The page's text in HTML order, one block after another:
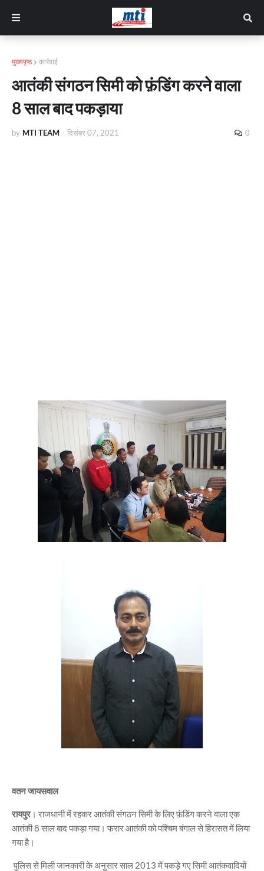
मुख्यपृष्ठ कार्रवाई
आतंकी संगठन सिमी को फ़ंडिंग करने वाला
8 साल बाद पकड़ाया
by MTI TEAM - दिसंबर 07, 2021 0
वतन जायसवाल
रायपुर। राजधानी में रहकर आतंकी संगठन सिमी के लिए फ़ंडिंग करने वाला एक
आतंकी 8 साल बाद पकड़ा गया। फरार आतंकी को पश्चिम बंगाल से हिरासत में लिया
गया है।
पुलिस से मिली जानकारी के अनुसार साल 2013 में पकड़े गए सिमी आतंकवादियों